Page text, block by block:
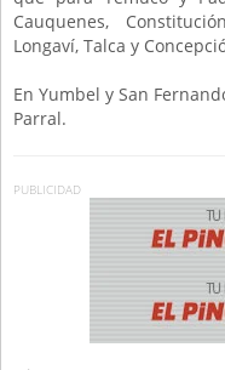
Cauquenes,
Longaví, Talca y
En Yumbel y San
Parral.
PUBLICIDAD